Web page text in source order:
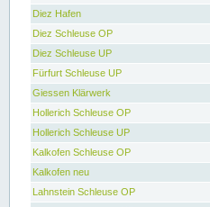
Diez Hafen
Diez Schleuse OP
Diez Schleuse UP
Fürfurt Schleuse UP
Giessen Klärwerk
Hollerich Schleuse OP
Hollerich Schleuse UP
Kalkofen Schleuse OP
Kalkofen neu
Lahnstein Schleuse OP